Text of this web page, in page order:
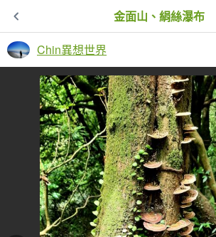
金面山、絹絲瀑布
Chin異想世界